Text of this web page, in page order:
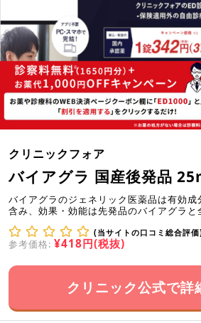
クリニックフォア
バイアグラ 国産後発品
バイアグラのジェネリック医薬品は有効
含み、効果・効能は先発品のバイアグラと
(当サイトの口コミ総合評
参考価格: ¥418円(税抜)
クリニック公式で詳